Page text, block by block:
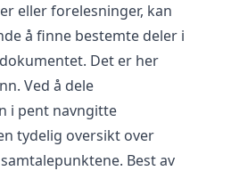
eller forelesninger, kan
å finne bestemte deler i
dokumentet. Det er her
Ved å dele
i pent navngitte
tydelig oversikt over
Best av